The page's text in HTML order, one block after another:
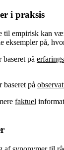
i praksis
til empirisk kan
eksempler på,
på
baseret på
faktuel